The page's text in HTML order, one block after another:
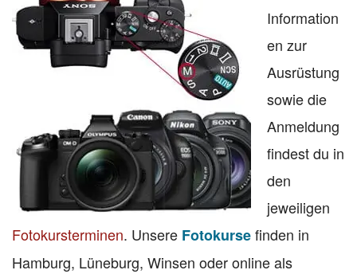
Information
en zur
Ausrüstung
sowie die
Anmeldung
findest du in
den
jeweiligen
Fotokursterminen. Unsere Fotokursefinden in
Hamburg, Lüneburg, Winsen oder online als